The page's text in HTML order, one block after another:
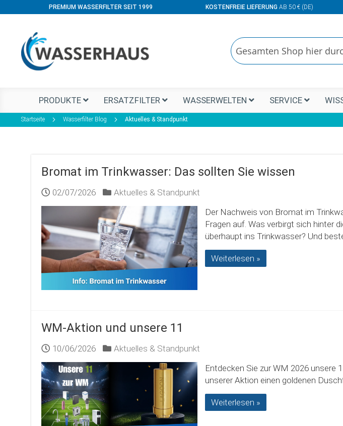
PREMIUM WASSERFILTER SEIT 1999 KOSTENFREIE LIEFERUNGAB 50 € (DE)
Suchen
PRODUKTE ERSATZFILTER WASSERWELTEN SERVICE
Startseite Wasserfilter Blog Aktuelles & Standpunkt
Bromat im Trinkwasser: Das sollten Sie wissen
02/07/2026
Aktuelles & Standpunkt
Der Nachweis von Bromat im
Fragen auf. Was verbirgt sich hinter
überhaupt ins Trinkwasser? Und
Weiterlesen »
WM-Aktion und unsere 11
10/06/2026
Aktuelles & Standpunkt
Entdecken Sie zur WM 2026 unsere
unserer Aktion einen goldenen
Weiterlesen »